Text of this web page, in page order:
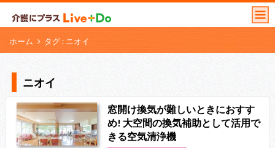
ホーム タグ : ニオイ
ニオイ
窓開け換気が難しいときにおすす
め! 大空間の換気補助として活用で
きる空気清浄機